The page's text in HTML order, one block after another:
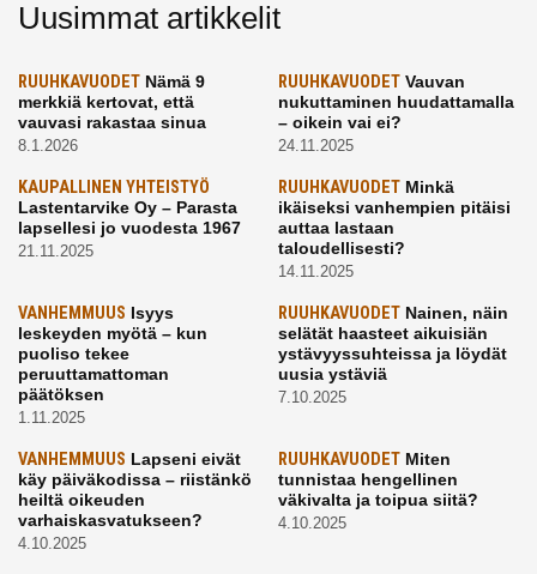
Uusimmat artikkelit
RUUHKAVUODET Nämä 9
merkkiä kertovat, että
vauvasi rakastaa sinua
8.1.2026
RUUHKAVUODETVauvan
nukuttaminen huudattamalla
– oikein vai ei?
24.11.2025
KAUPALLINEN YHTEISTYÖ
Lastentarvike Oy – Parasta
lapsellesi jo vuodesta 1967
21.11.2025
RUUHKAVUODETMinkä
ikäiseksi vanhempien pitäisi
auttaa lastaan
taloudellisesti?
14.11.2025
VANHEMMUUS Isyys
leskeyden myötä – kun
puoliso tekee
peruuttamattoman
päätöksen
1.11.2025
RUUHKAVUODETNainen, näin
selätät haasteet aikuisiän
ystävyyssuhteissa ja löydät
uusia ystäviä
7.10.2025
VANHEMMUUS Lapseni eivät
käy päiväkodissa – riistänkö
heiltä oikeuden
varhaiskasvatukseen?
4.10.2025
RUUHKAVUODETMiten
tunnistaa hengellinen
väkivalta ja toipua siitä?
4.10.2025